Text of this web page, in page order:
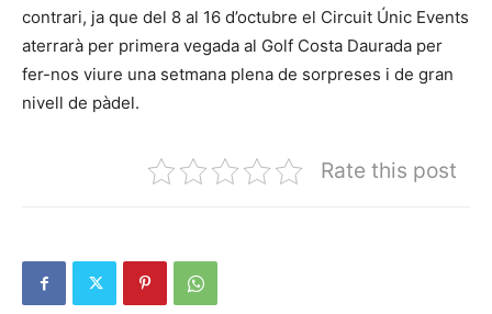
contrari, ja que del 8 al 16 d’octubre el Circuit Únic Events
aterrarà per primera vegada al Golf Costa Daurada per
fer-nos viure una setmana plena de sorpreses i de gran
nivell de pàdel.
Rate this post